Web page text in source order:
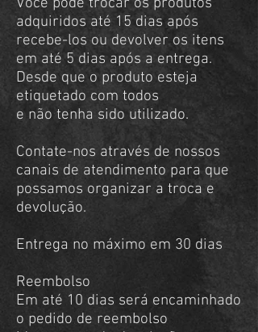
adquiridos até 15 dias após
recebe-los ou devolver os itens
em até 5 dias após a entrega.
Desde que o produto esteja
etiquetado com todos
e não tenha sido utilizado.
Contate-nos através de nossos
canais de atendimento para que
possamos organizar a troca e
devolução.
Entrega no máximo em 30 dias
Reembolso
Em até 10 dias será encaminhado
o pedido de reembolso